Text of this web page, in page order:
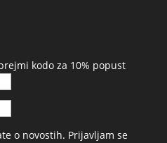
kodo za 10% popust
o novostih. Prijavljam se